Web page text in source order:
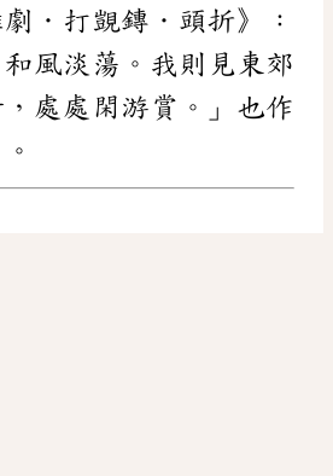
劇．打覬鏄．頭折》：
和風淡蕩。我則見東郊
，處處閑游賞。」也作